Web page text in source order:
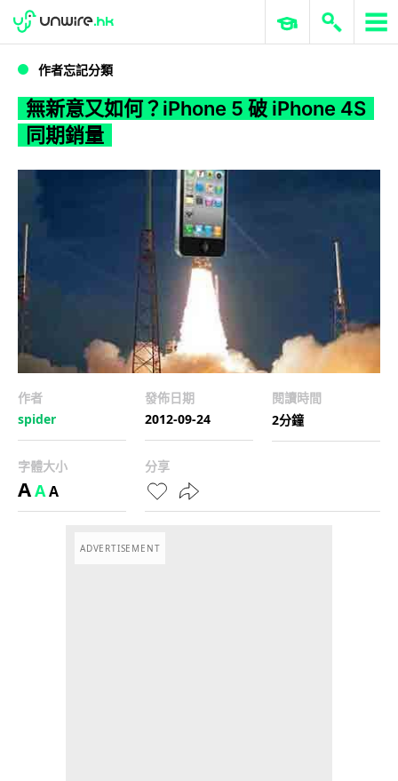
WWDC 2026 ERP 與商業 AI
作者忘記分類
無新意又如何？iPhone 5 破 iPhone 4S
同期銷量
作者
spider
發佈日期
2012-09-24
閱讀時間
2分鐘
字體大小
AAA
分享
ADVERTISEMENT